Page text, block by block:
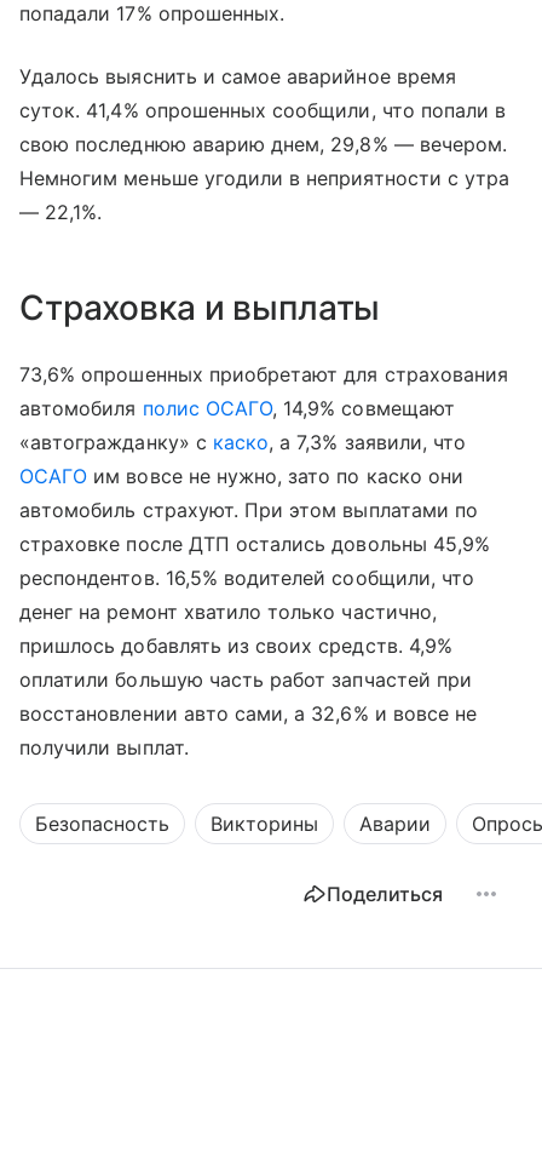
попадали 17% опрошенных.
Удалось выяснить и самое аварийное время
суток. 41,4% опрошенных сообщили, что попали в
свою последнюю аварию днем, 29,8% — вечером.
Немногим меньше угодили в неприятности с утра
— 22,1%.
Страховка и выплаты
73,6% опрошенных приобретают для страхования
автомобиля полис ОСАГО, 14,9% совмещают
«автогражданку» с каско, а 7,3% заявили, что
ОСАГО им вовсе не нужно, зато по каско они
автомобиль страхуют. При этом выплатами по
страховке после ДТП остались довольны 45,9%
респондентов. 16,5% водителей сообщили, что
денег на ремонт хватило только частично,
пришлось добавлять из своих средств. 4,9%
оплатили большую часть работ запчастей при
восстановлении авто сами, а 32,6% и вовсе не
получили выплат.
Безопасность Викторины Аварии
Поделиться